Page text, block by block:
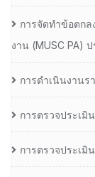
การจัดทำข้อตก
งาน (MUSC PA)
การดำเนินงานร
การตรวจประเ
การตรวจประเ